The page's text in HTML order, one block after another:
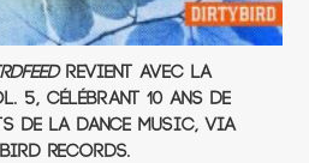
revient avec la
5, célébrant 10 ans de
de la dance music, via
Records.